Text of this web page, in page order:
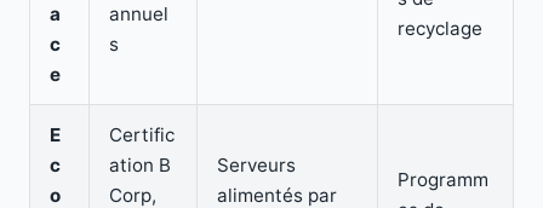
a
c
e
annuel
s
recyclage
E
c
o
Certific
ation B
Corp,
Serveurs
alimentés par
Programm